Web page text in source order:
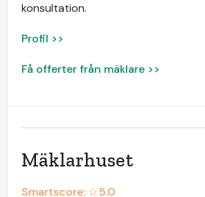
konsultation.
Profil >>
Få offerter från mäklare >>
Mäklarhuset
Smartscore: ☆5.0